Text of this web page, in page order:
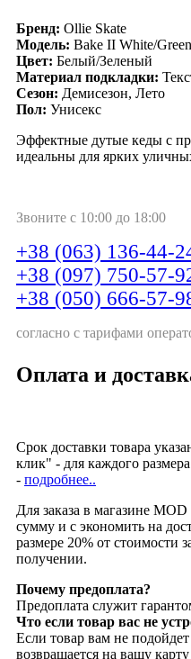
Бренд: Ollie Skate
Модель: Bake II White/
Цвет: Белый/Зеленый
Материал подкладки:
Сезон: Демисезон, Лето
Пол: Унисекс
Эффектные дутые кеды с
идеальны для ярких
Звоните с 10:00 до 18:00
+38 (063) 136-44-
+38 (097) 750-57-
+38 (050) 666-57-
согласно с тарифами
Оплата и
Срок доставки товара
клик" - для каждого
- подробнее..
Для заказа в магазине
сумму и с экономить на
размере 20% от стоимости
получении.
Почему предоплата?
Предоплата служит
Что если товар вас не
Если товар вам не
возвращается на вашу